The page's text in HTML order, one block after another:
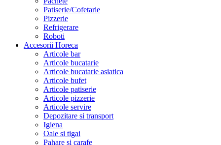
Patiserie/Cofetarie
Pizzerie
Refrigerare
Roboti
Accesorii Horeca
Articole bar
Articole bucatarie
Articole bucatarie asiatica
Articole bufet
Articole patiserie
Articole pizzerie
Articole servire
Depozitare si transport
Igiena
Oale si tigai
Pahare si carafe